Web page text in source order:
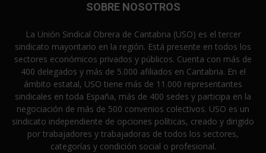
SOBRE NOSOTROS
La Unión Sindical Obrera de Cantabria (USO) es el tercer
sindicato mayoritario en la región. Está presente en todos los
sectores económicos privados y públicos. Cuenta con más de
400 delegados y más de 5.000 afiliados en Cantabria. En el
ámbito estatal, USO tiene más de 11.000 representantes
sindicales en toda España, más de 400 sedes y participa en la
negociación de más de 500 convenios colectivos. USO es un
sindicato independiente de opciones políticas, creado y dirigido
por trabajadores y trabajadoras de todos los sectores,
categorías y condición social o profesional.